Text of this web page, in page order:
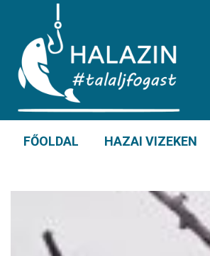
FŐOLDAL HAZAI VIZEKEN